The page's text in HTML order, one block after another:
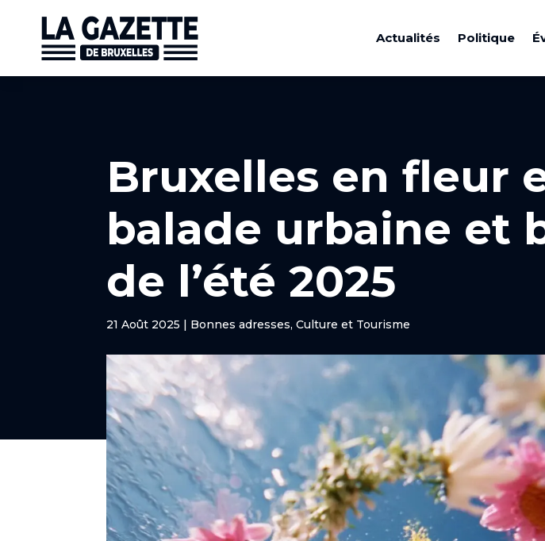
Actualités Politique
Bruxelles en fleur
balade urbaine et
de l’été 2025
21 Août 2025 | Bonnes adresses,Culture et Tourisme